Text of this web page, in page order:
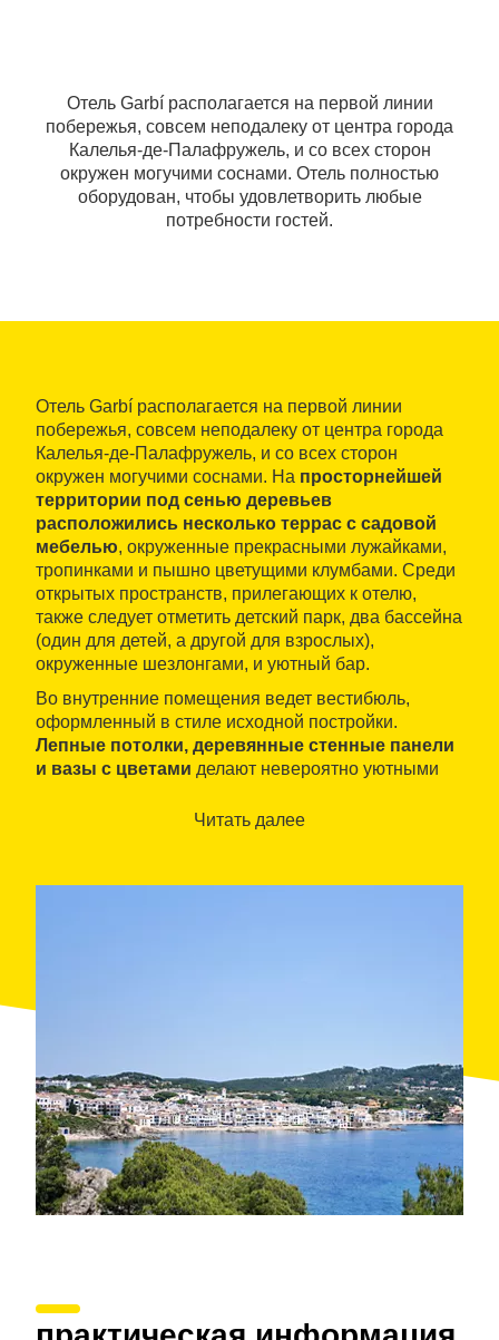
Отель Garbí располагается на первой линии
побережья, совсем неподалеку от центра города
Калелья-де-Палафружель, и со всех сторон
окружен могучими соснами. Отель полностью
оборудован, чтобы удовлетворить любые
потребности гостей.
Отель Garbí располагается на первой линии
побережья, совсем неподалеку от центра города
Калелья-де-Палафружель, и со всех сторон
окружен могучими соснами. На просторнейшей
территории под сенью деревьев
расположились несколько террас с садовой
мебелью, окруженные прекрасными лужайками,
тропинками и пышно цветущими клумбами. Среди
открытых пространств, прилегающих к отелю,
также следует отметить детский парк, два бассейна
(один для детей, а другой для взрослых),
окруженные шезлонгами, и уютный бар.
Во внутренние помещения ведет вестибюль,
оформленный в стиле исходной постройки.
Лепные потолки, деревянные стенные панели
и вазы с цветами делают невероятно уютными
входят конференц-зал, кафе-бар, гостиная и
номеров стандартного типа, а новая включает
богатое разнообразие блюд каталонской кухни.
Читать далее